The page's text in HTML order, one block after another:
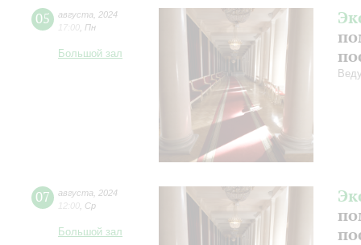
05 августа
2024
17:00 Пн
Большой зал
07 августа
2024
12:00 Ср
Большой зал